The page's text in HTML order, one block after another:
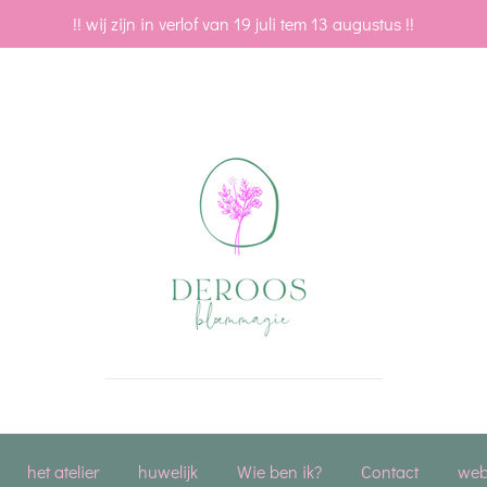
!! wij zijn in verlof van 19 juli tem 13 augustus !!
het atelier huwelijk Wie ben ik? Contact